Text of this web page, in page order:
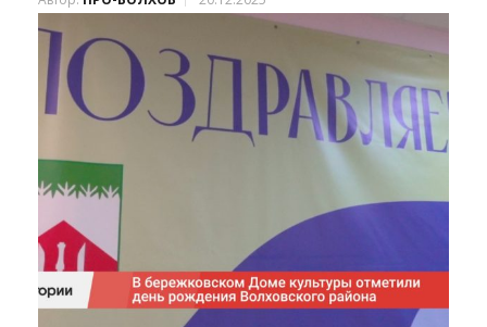
потерявшегося питомца
Автор:ПРО-ВОЛХОВ